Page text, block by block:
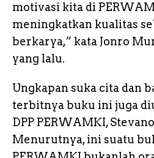
motivasi kita di
meningkatkan kualitas
berkarya,” kata Jonro
yang lalu.
Ungkapan suka cita dan
terbitnya buku ini juga
DPP PERWAMKI,
Menurutnya, ini suatu